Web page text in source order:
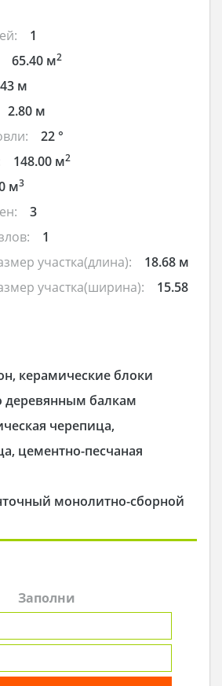
1
65.40 м2
м
2.80 м
22 °
148.00 м2
м3
3
1
участка(длина):
18.68 м
участка(ширина):
15.58
керамические блоки
деревянным балкам
черепица,
цементно-песчаная
монолитно-сборной
Заполни